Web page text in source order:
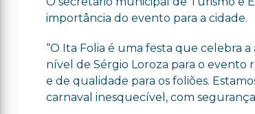
importância do evento para a cidade.
“O Ita Folia é uma festa que celebra
nível de Sérgio Loroza para o evento
e de qualidade para os foliões.
carnaval inesquecível, com